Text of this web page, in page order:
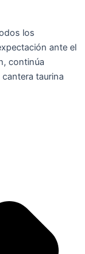
los
ón ante el
continúa
taurina